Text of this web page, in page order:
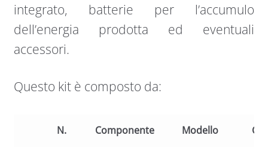
integrato, batterie per l’accumulo
dell’energia prodotta ed eventuali
accessori.
Questo kit è composto da:
N. Componente Modello